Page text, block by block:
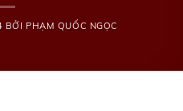
BỞI PHẠM QUỐC NGỌC